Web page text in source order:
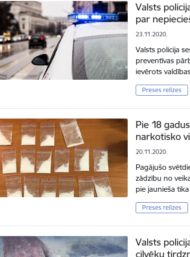
Valsts
par
23.11.2020.
Valsts policija
preventīvas
ievērots
Preses relīzes
Pie 18
narkotisko
20.11.2020.
Pagājušo
zādzību no
pie jaunieša
Preses relīzes
Valsts
cilvēku